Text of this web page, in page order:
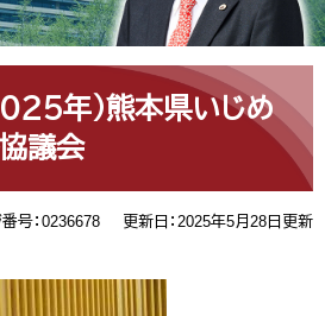
２５年）熊本県いじめ
議会
号：0236678 更新日：2025年5月28日更新